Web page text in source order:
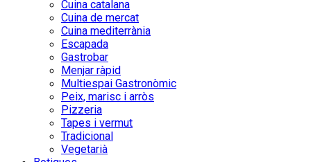
Cuina catalana
Cuina de mercat
Cuina mediterrània
Escapada
Gastrobar
Menjar ràpid
Multiespai Gastronòmic
Peix, marisc i arròs
Pizzeria
Tapes i vermut
Tradicional
Vegetarià